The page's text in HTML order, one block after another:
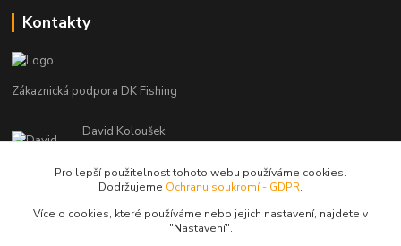
Kontakty
Zákaznická podpora DK Fishing
David Koloušek
(Po-Pá, 7-18 hod.)
Pro lepší použitelnost tohoto webu používáme cookies.
Dodržujeme Ochranu soukromí - GDPR.
Více o cookies, které používáme nebo jejich nastavení, najdete v
"Nastavení".